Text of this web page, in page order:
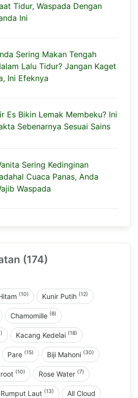
Tidur, Waspada Dengan
Ini
Sering Makan Tengah
Lalu Tidur? Jangan Kaget
Ini Efeknya
Es Bikin Lemak Membeku? Ini
Sebenarnya Sesuai Sains
Sering Kedinginan
Cuaca Panas, Anda
Waspada
(174)
(10) Kunir Putih (12)
Chamomille (8)
Kacang Kedelai (18)
Pare (15) Biji Mahoni (30)
(10) Rose Water (7)
Rumput Laut (13) All Cloud